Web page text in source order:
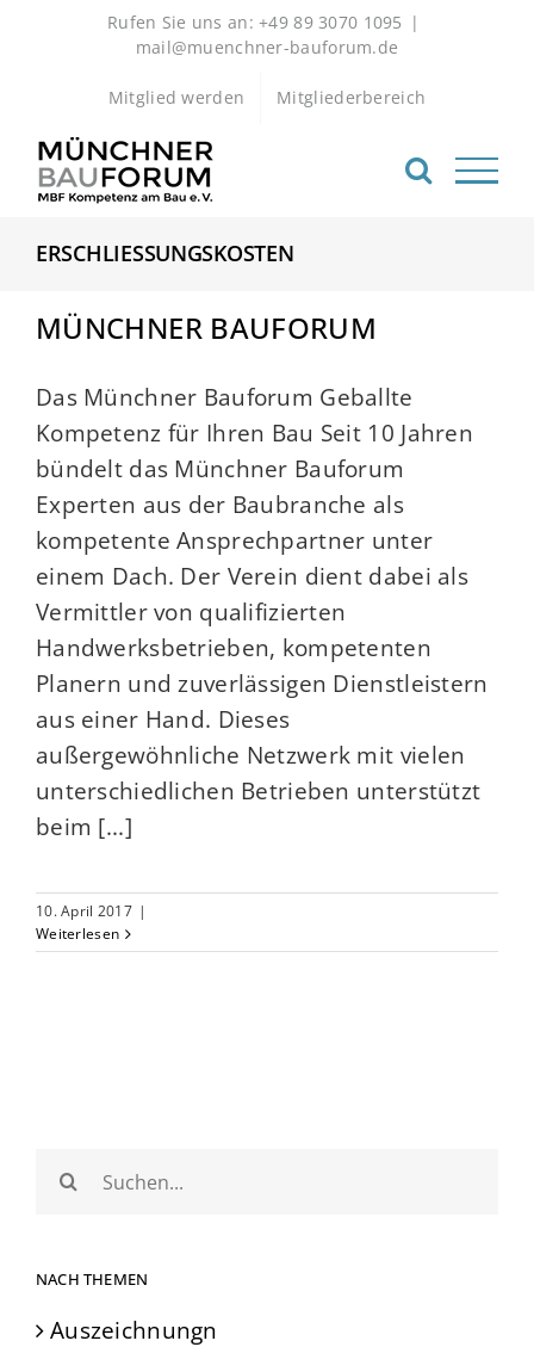
Rufen Sie uns an: +49 89 3070 1095 |
mail@muenchner-bauforum.de
Mitglied werden Mitgliederbereich
ERSCHLIESSUNGSKOSTEN
MÜNCHNER BAUFORUM
Das Münchner Bauforum Geballte
Kompetenz für Ihren Bau Seit 10 Jahren
bündelt das Münchner Bauforum
Experten aus der Baubranche als
kompetente Ansprechpartner unter
einem Dach. Der Verein dient dabei als
Vermittler von qualifizierten
Handwerksbetrieben, kompetenten
Planern und zuverlässigen Dienstleistern
aus einer Hand. Dieses
außergewöhnliche Netzwerk mit vielen
unterschiedlichen Betrieben unterstützt
beim [...]
10. April 2017 |
Weiterlesen
Suche
nach:
NACH THEMEN
Auszeichnungn